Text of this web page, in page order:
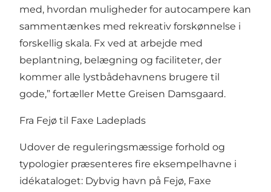
med, hvordan muligheder for autocampere kan
sammentænkes med rekreativ forskønnelse i
forskellig skala. Fx ved at arbejde med
beplantning, belægning og faciliteter, der
kommer alle lystbådehavnens brugere til
gode,” fortæller Mette Greisen Damsgaard.
Fra Fejø til Faxe Ladeplads
Udover de reguleringsmæssige forhold og
typologier præsenteres fire eksempelhavne i
idékataloget: Dybvig havn på Fejø, Faxe